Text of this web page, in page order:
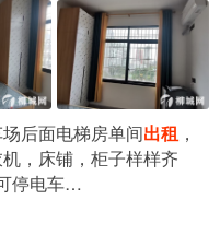
后面电梯房单间出租 ，
，床铺，柜子样样齐
停电车…